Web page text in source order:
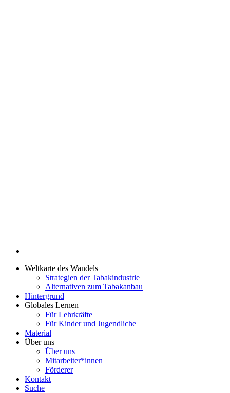
Weltkarte des Wandels
Strategien der Tabakindustrie
Alternativen zum Tabakanbau
Hintergrund
Globales Lernen
Für Lehrkräfte
Für Kinder und Jugendliche
Material
Über uns
Über uns
Mitarbeiter*innen
Förderer
Kontakt
Suche